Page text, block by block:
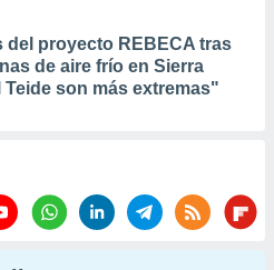
del proyecto REBECA tras
de aire frío en Sierra
Teide son más extremas"